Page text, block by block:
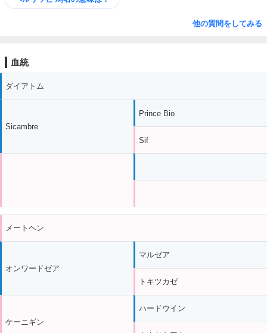
他の質問をしてみる
血統
ダイアトム
Sicambre
Prince Bio
Sif
メートヘン
オンワードゼア
ケーニギン
マルゼア
トキツカゼ
ハードウイン